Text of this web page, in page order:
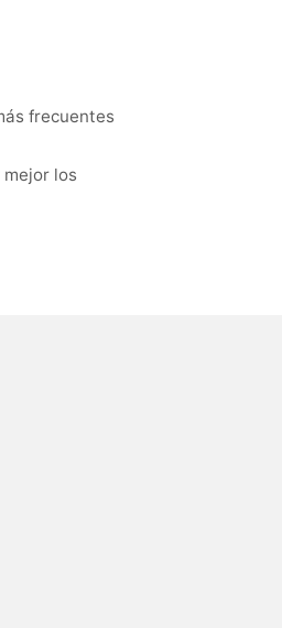
frecuentes
los